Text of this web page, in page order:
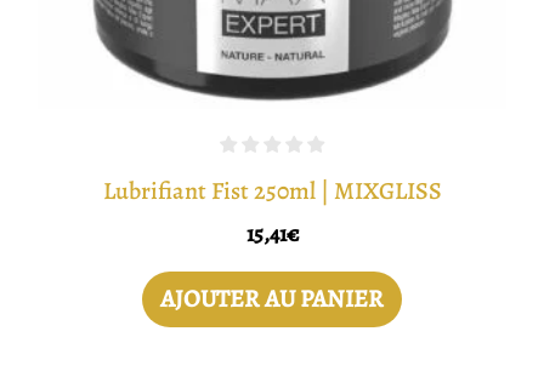
Lubrifiant Fist 250ml | MIXGLISS
15,41€
AJOUTER AU PANIER